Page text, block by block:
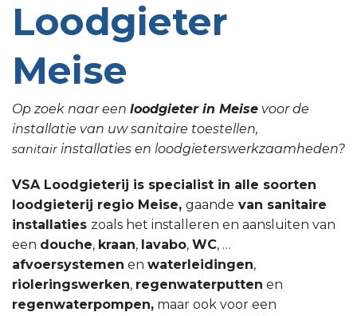
Loodgieter
Meise
Op zoek naar een loodgieter in Meise voor de
installatie van uw sanitaire toestellen,
sanitair installaties en loodgieterswerkzaamheden?
VSA Loodgieterij is specialist in alle soorten
loodgieterij regio Meise, gaande van sanitaire
installaties zoals het installeren en aansluiten van
een douche, kraan, lavabo, WC, …
afvoersystemen en waterleidingen,
rioleringswerken, regenwaterputten en
regenwaterpompen, maar ook voor een